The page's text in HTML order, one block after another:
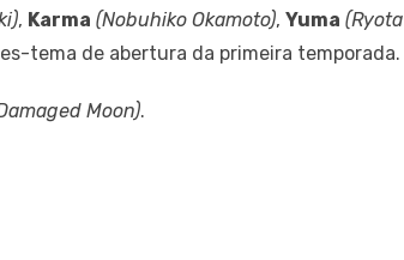
, Karma (Nobuhiko Okamoto), Yuma (Ryota
tema de abertura da primeira temporada.
Moon).